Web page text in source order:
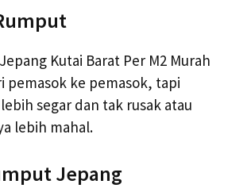
Kutai Barat Per M2 Murah
pemasok ke pemasok, tapi
segar dan tak rusak atau
lebih mahal.
Jepang